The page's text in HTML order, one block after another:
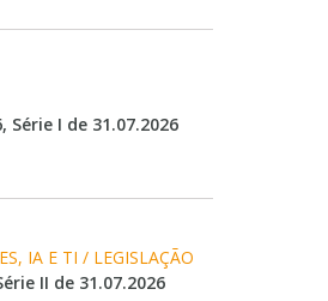
Série I de 31.07.2026
IA E TI / LEGISLAÇÃO
II de 31.07.2026